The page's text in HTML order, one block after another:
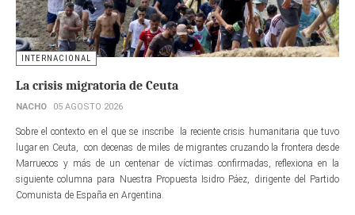
INTERNACIONAL
La crisis migratoria de Ceuta
NACHO 05 AGOSTO 2026
Sobre el contexto en el que se inscribe la reciente crisis humanitaria que tuvo
lugar en Ceuta, con decenas de miles de migrantes cruzando la frontera desde
Marruecos y más de un centenar de víctimas confirmadas, reflexiona en la
siguiente columna para Nuestra Propuesta Isidro Páez, dirigente del Partido
Comunista de España en Argentina.